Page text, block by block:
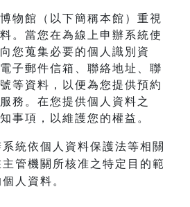
物館（以下簡稱本館）重視
。當您在為線上申辦系統使
您蒐集必要的個人識別資
子郵件信箱、聯絡地址、聯
等資料，以便為您提供預約
務。在您提供個人資料之
事項，以維護您的權益。
統依個人資料保護法等相關
管機關所核准之特定目的範
人資料。